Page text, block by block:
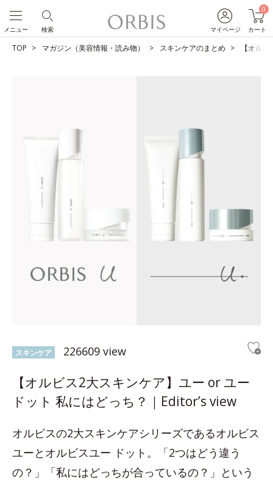
マイページ
0
カート
検索
メニュー
TOP マガジン（美容情報・読み物） スキンケアのまとめ 【オル
スキンケア 226609 view
【オルビス2大スキンケア】ユー or ユー
ドット 私にはどっち？｜Editor’s view
オルビスの2大スキンケアシリーズであるオルビス
ユーとオルビスユー ドット。「2つはどう違う
の？」「私にはどっちが合っているの？」という